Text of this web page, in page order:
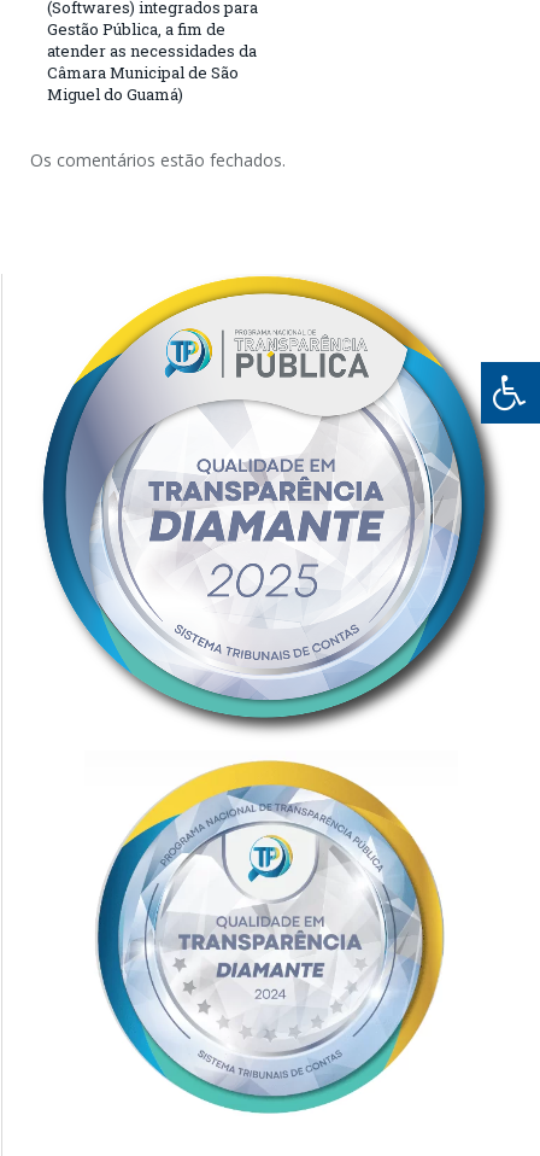
(Softwares) integrados para
Gestão Pública, a fim de
atender as necessidades da
Câmara Municipal de São
Miguel do Guamá)
Os comentários estão fechados.